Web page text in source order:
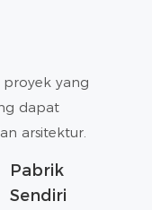
yang
dapat
arsitektur.
Pabrik
Sendiri